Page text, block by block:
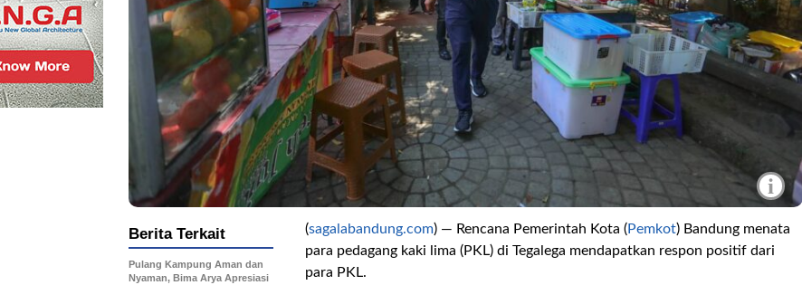
i
(sagalabandung.com) — Rencana Pemerintah Kota (Pemkot) Bandung menata
para pedagang kaki lima (PKL) di Tegalega mendapatkan respon positif dari
para PKL.
.
Berita Terkait
Pulang Kampung Aman dan
Nyaman, Bima Arya Apresiasi